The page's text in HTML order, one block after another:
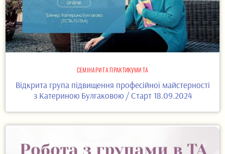
СЕМІНАРИ ТА ПРАКТИКУМИ ТА
Відкрита група підвищення професійної майстерності
з Катериною Булгаковою / Старт 18.09.2024